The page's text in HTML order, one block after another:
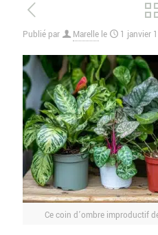
Publié par Marelle le 1 janvier
Ce coin d’ombre improductif